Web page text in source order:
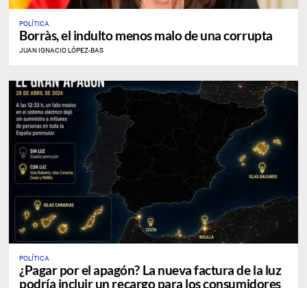
POLÍTICA
Borràs, el indulto menos malo de una corrupta
JUAN IGNACIO LÓPEZ-BAS
POLÍTICA
¿Pagar por el apagón? La nueva factura de la luz
podría incluir un recargo para los consumidores